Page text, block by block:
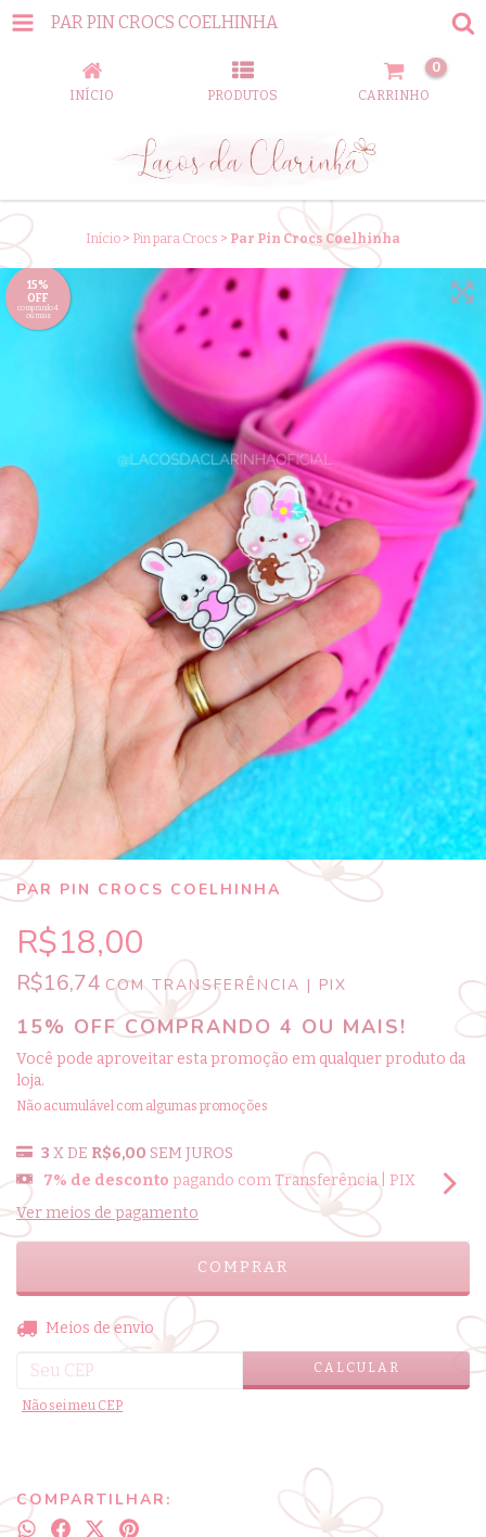
PAR PIN CROCS COELHINHA
INÍCIO PRODUTOS CARRINHO
0
Início > Pin para Crocs > Par Pin Crocs Coelhinha
15%
OFF
comprando 4
ou mais
PAR PIN CROCS COELHINHA
R$18,00
R$16,74 COM TRANSFERÊNCIA | PIX
15% OFF COMPRANDO 4 OU MAIS!
Você pode aproveitar esta promoção em qualquer produto da
loja.
Não acumulável com algumas promoções
3 X DE R$6,00 SEM JUROS
7% de desconto pagando com Transferência | PIX
Ver meios de pagamento
Entregas para o CEP: ALTERAR CEP
Meios de envio
CALCULAR
Não sei meu CEP
COMPARTILHAR: